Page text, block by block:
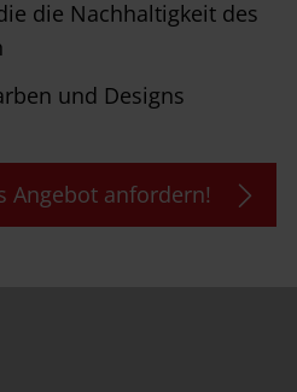
die Nachhaltigkeit des
und Designs
Angebot anfordern!